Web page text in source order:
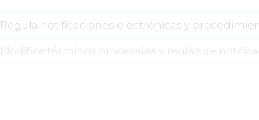
Regula notificaciones electrónicas y
Modifica términos procesales y reglas de